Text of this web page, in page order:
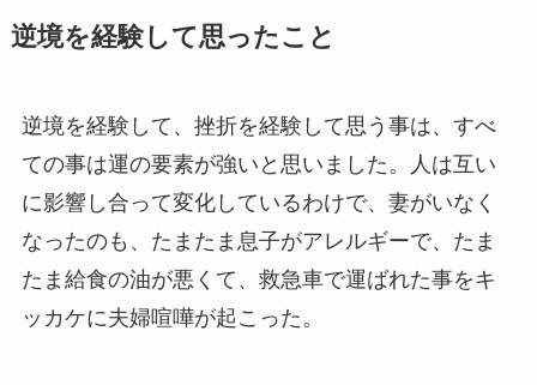
逆境を経験して思ったこと
逆境を経験して、挫折を経験して思う事は、すべ
ての事は運の要素が強いと思いました。人は互い
に影響し合って変化しているわけで、妻がいなく
なったのも、たまたま息子がアレルギーで、たま
たま給食の油が悪くて、救急車で運ばれた事をキ
ッカケに夫婦喧嘩が起こった。